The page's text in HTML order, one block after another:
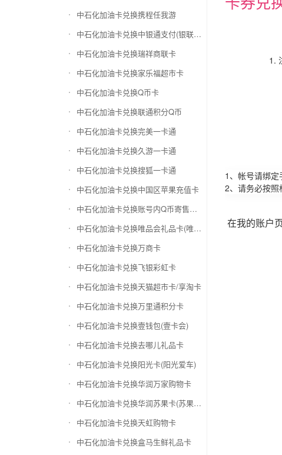
中石化加油卡兑换携程任我游
中石化加油卡兑换中银通支付(银联购物卡)
中石化加油卡兑换瑞祥商联卡
中石化加油卡兑换家乐福超市卡
中石化加油卡兑换Q币卡
中石化加油卡兑换联通积分Q币
中石化加油卡兑换完美一卡通
中石化加油卡兑换久游一卡通
中石化加油卡兑换搜狐一卡通
中石化加油卡兑换中国区苹果充值卡
中石化加油卡兑换账号内Q币寄售（维护中）
中石化加油卡兑换唯品会礼品卡(唯品卡)
中石化加油卡兑换万商卡
中石化加油卡兑换飞银彩虹卡
中石化加油卡兑换天猫超市卡/享淘卡
中石化加油卡兑换万里通积分卡
中石化加油卡兑换壹钱包(壹卡会)
中石化加油卡兑换去哪儿礼品卡
中石化加油卡兑换阳光卡(阳光爱车)
中石化加油卡兑换华润万家购物卡
中石化加油卡兑换华润苏果卡(苏果超市卡)（维护 请暂停提交）
中石化加油卡兑换天虹购物卡
中石化加油卡兑换盒马生鲜礼品卡
1.
1、帐号请绑定
2、请务必按照
在我的账户